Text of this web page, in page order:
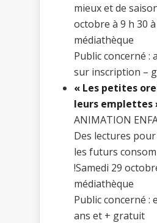
mieux et de
octobre à 9 h 30
médiathèque
Public concerné :
sur inscription –
« Les petites
leurs emplettes
ANIMATION
Des lectures
les futurs
!Samedi 29
médiathèque
Public concerné :
ans et + gratuit